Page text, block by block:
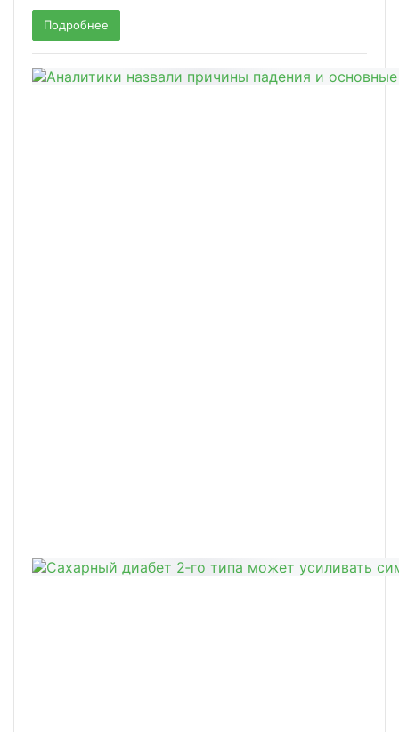
Подробнее